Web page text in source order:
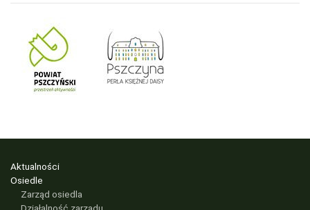
Aktualności
Osiedle
Zarząd osiedla